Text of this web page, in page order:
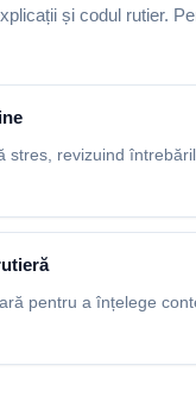
și codul rutier.
stres, revizuind
pentru a înțelege